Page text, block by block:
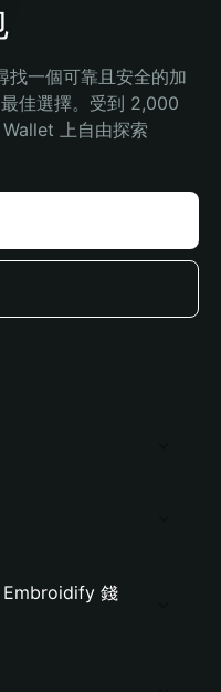
一個可靠且安全的加
佳選擇。受到 2,000
上自由探索
Embroidify 錢